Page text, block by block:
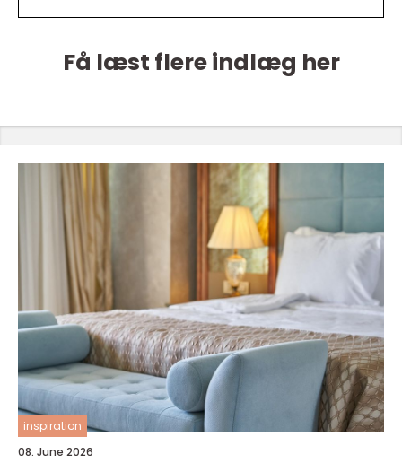
Få læst flere indlæg her
inspiration
08. June 2026